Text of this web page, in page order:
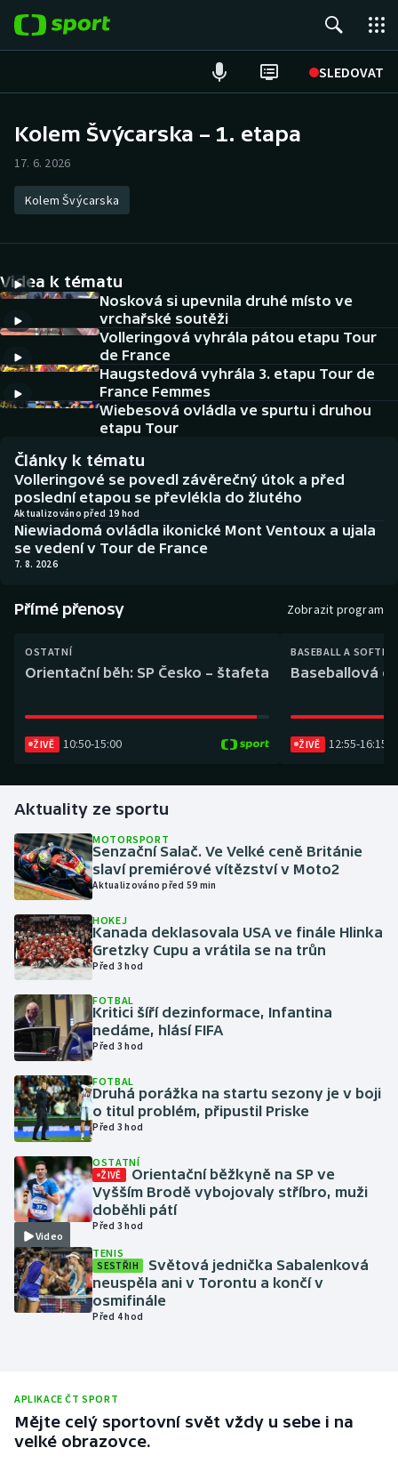
SLEDOVAT
Hokej
Tenis
Atletika
Cyklistika
DALŠÍ SPORTY
Americký fotbal
Baseball a softbal
Basketbal
Biatlon
Boby a skeleton
Dostihy
Futsal
Gymnastika
Házená
Jezdectví
Judo
Krasobruslení
Lezení
Lyže a snowboard
Moderní pětiboj
Motorsport
Olympijské hry
Parasport
Plavání
Ragby
Rychlobruslení
NEPŘEHLÉDNĚTE
Soutěže
Historické návraty
Aplikace ČT sport
AZ kvíz
Kolem Švýcarska – 1. etapa
17. 6. 2026
Kolem Švýcarska
Videa k tématu
Nosková si upevnila druhé místo ve
vrchařské soutěži
Volleringová vyhrála pátou etapu Tour
de France
Haugstedová vyhrála 3. etapu Tour de
France Femmes
Wiebesová ovládla ve spurtu i druhou
etapu Tour
Články k tématu
Volleringové se povedl závěrečný útok a před
poslední etapou se převlékla do žlutého
Aktualizováno před 19 hod
Niewiadomá ovládla ikonické Mont Ventoux a ujala
se vedení v Tour de France
7. 8. 2026
Přímé přenosy Zobrazit program
OSTATNÍ
Orientační běh: SP Česko – štafeta
ŽIVĚ 10:50-15:00
BASEBALL A
Baseballová
ŽIVĚ 12:55-16:15
Aktuality ze sportu
MOTORSPORT
Senzační Salač. Ve Velké ceně Británie
slaví premiérové vítězství v Moto2
Aktualizováno před 59 min
HOKEJ
Kanada deklasovala USA ve finále Hlinka
Gretzky Cupu a vrátila se na trůn
Před 3 hod
FOTBAL
Kritici šíří dezinformace, Infantina
nedáme, hlásí FIFA
Před 3 hod
FOTBAL
Druhá porážka na startu sezony je v boji
o titul problém, připustil Priske
Před 3 hod
Video
OSTATNÍ
ŽIVĚ
Orientační běžkyně na SP ve
Vyšším Brodě vybojovaly stříbro, muži
doběhli pátí
Před 3 hod
TENIS
SESTŘIH
Světová jednička Sabalenková
neuspěla ani v Torontu a končí v
osmifinále
Před 4 hod
APLIKACE ČT SPORT
Mějte celý sportovní svět vždy u sebe i na
velké obrazovce.